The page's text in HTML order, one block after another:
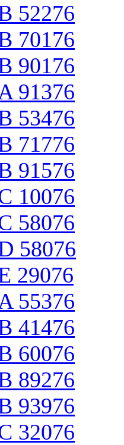
52276
70176
90176
91376
53476
71776
91576
10076
58076
58076
29076
55376
41476
60076
89276
93976
32076